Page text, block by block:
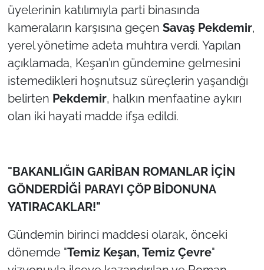
üyelerinin katılımıyla parti binasında
kameraların karşısına geçen Savaş Pekdemir,
yerel yönetime adeta muhtıra verdi. Yapılan
açıklamada, Keşan’ın gündemine gelmesini
istemedikleri hoşnutsuz süreçlerin yaşandığı
belirten Pekdemir, halkın menfaatine aykırı
olan iki hayati madde ifşa edildi.
"BAKANLIĞIN GARİBAN ROMANLAR İÇİN
GÖNDERDİĞİ PARAYI ÇÖP BİDONUNA
YATIRACAKLAR!"
Gündemin birinci maddesi olarak, önceki
dönemde "Temiz Keşan, Temiz Çevre"